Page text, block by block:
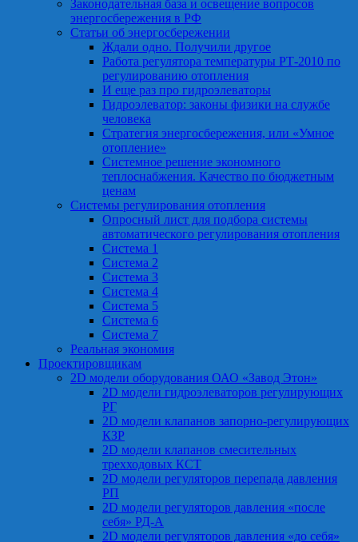
Законодательная база и освещение вопросов
энергосбережения в РФ
Статьи об энергосбережении
Ждали одно. Получили другое
Работа регулятора температуры РТ-2010 по
регулированию отопления
И еще раз про гидроэлеваторы
Гидроэлеватор: законы физики на службе
человека
Стратегия энергосбережения, или «Умное
отопление»
Системное решение экономного
теплоснабжения. Качество по бюджетным
ценам
Системы регулирования отопления
Опросный лист для подбора системы
автоматического регулирования отопления
Система 1
Система 2
Система 3
Система 4
Система 5
Система 6
Система 7
Реальная экономия
Проектировщикам
2D модели оборудования ОАО «Завод Этон»
2D модели гидроэлеваторов регулирующих
РГ
2D модели клапанов запорно-регулирующих
КЗР
2D модели клапанов смесительных
трехходовых КСТ
2D модели регуляторов перепада давления
РП
2D модели регуляторов давления «после
себя» РД-А
2D модели регуляторов давления «до себя»